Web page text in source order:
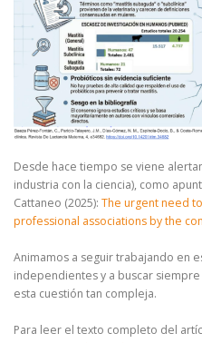
Desde hace tiempo se viene
industria con la ciencia), como
Cattaneo (2025): The urgent need
professional associations by the
Animamos a seguir trabajando en
independientes y a buscar
esta cuestión tan compleja.
Para leer el texto completo del